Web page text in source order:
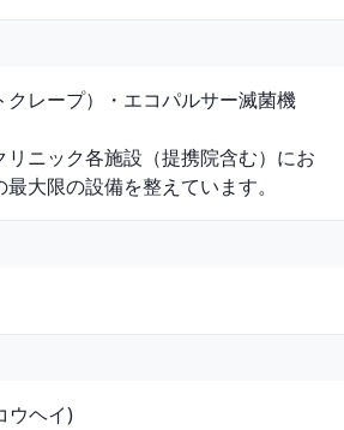
クレープ）・エコパルサー滅菌機
リニック各施設（提携院含む）にお
大限の設備を整えています。
ウヘイ)